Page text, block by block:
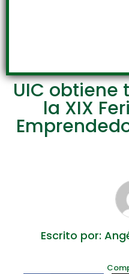
UIC obtiene
la XIX
Escrito por: